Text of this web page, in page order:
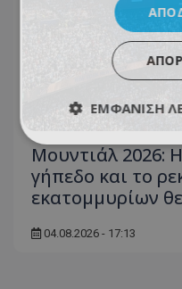
Μουντιάλ 2026:
γήπεδο και το
εκατομμυρίων
04.08.2026 - 17:13
ΕΜΦΆΝΙΣΗ